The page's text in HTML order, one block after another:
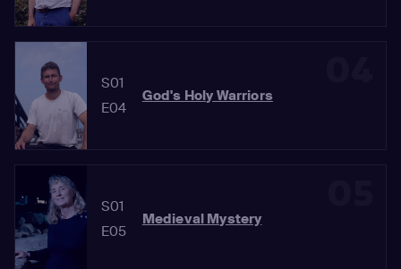
S01
E04
God's Holy Warriors
S01
E05
Medieval Mystery